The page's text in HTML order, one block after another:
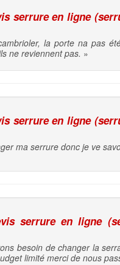
serrure en ligne
la porte na pas
ne reviennent pas. »
serrure en ligne
ma serrure donc je ve
serrure en ligne
besoin de changer la
limité merci de nous